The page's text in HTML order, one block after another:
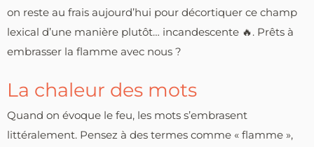
on reste au frais aujourd’hui pour décortiquer ce champ
lexical d’une manière plutôt… incandescente 🔥. Prêts à
embrasser la flamme avec nous ?
La chaleur des mots
Quand on évoque le feu, les mots s’embrasent
littéralement. Pensez à des termes comme « flamme »,